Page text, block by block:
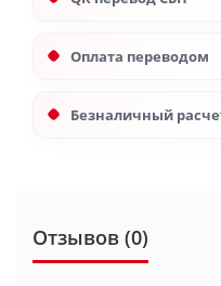
Оплата переводом
Безналичный
Отзывов (0)